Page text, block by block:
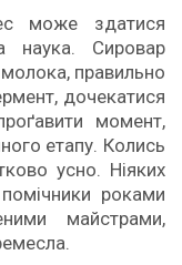
може здатися
наука. Сировар
правильно
дочекатися
момент,
етапу. Колись
усно. Ніяких
роками
майстрами,